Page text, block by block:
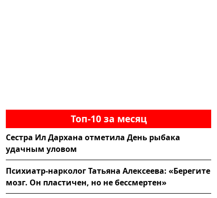
Топ-10 за месяц
Сестра Ил Дархана отметила День рыбака
удачным уловом
Психиатр-нарколог Татьяна Алексеева: «Берегите
мозг. Он пластичен, но не бессмертен»